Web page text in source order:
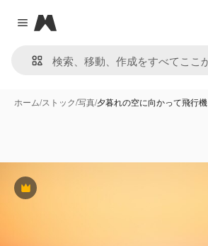
Close menu
Magnific
ホーム/ストック/写真/夕暮れの空に向かって飛行機
Premium